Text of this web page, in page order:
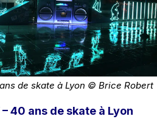
de skate à Lyon © Brice Robert
– 40 ans de skate à Lyon